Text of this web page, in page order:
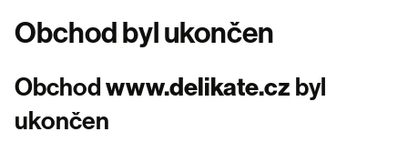
Obchod byl ukončen
Obchodwww.delikate.cz byl
ukončen